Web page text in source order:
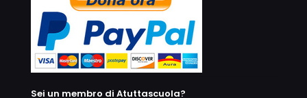
Sei un membro di Atuttascuola?